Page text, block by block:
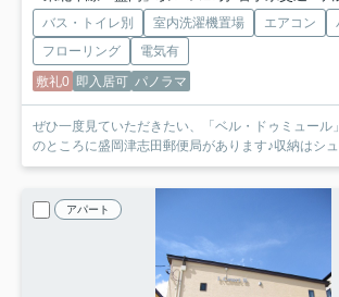
バス・トイレ別 室内洗濯機置場 エアコン
フローリング
電気有
敷礼0 即入居可 パノラマ
ぜひ一度見ていただきたい、「ベル・ドゥミュール
のところに盛岡津志田郵便局があります♪収納はシュ
アパート